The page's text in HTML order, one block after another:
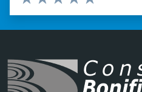
Valuta 5
Valuta 4 stelle su
Valuta 3 stelle su 5
Valuta 2 stelle su 5
Valuta 1 stelle su 5